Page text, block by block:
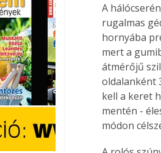
A
rugalmas
hornyába
mert a
átmérőjű
oldalanként
kell a keret
mentén -
módon